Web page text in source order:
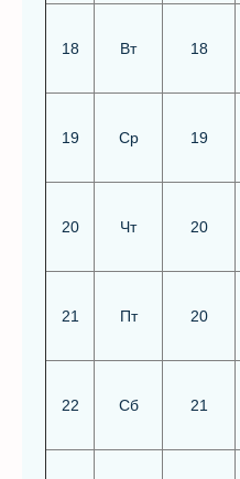
18 Вт 18
19 Ср 19
20 Чт 20
21 Пт 20
22 Сб 21